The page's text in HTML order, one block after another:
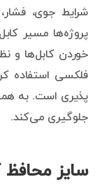
شرایط جوی،
پروژه‌ها مسیر
خوردن کابل‌ها و
فلکسی استفاده
پذیری است. به
جلوگیری می‌کند.
سایز محافظ